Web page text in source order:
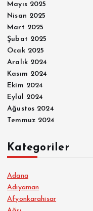
Mayıs 2025
Nisan 2025
Mart 2025
Şubat 2025
Ocak 2025
Aralık 2024
Kasım 2024
Ekim 2024
Eylül 2024
Ağustos 2024
Temmuz 2024
Kategoriler
Adana
Adıyaman
Afyonkarahisar